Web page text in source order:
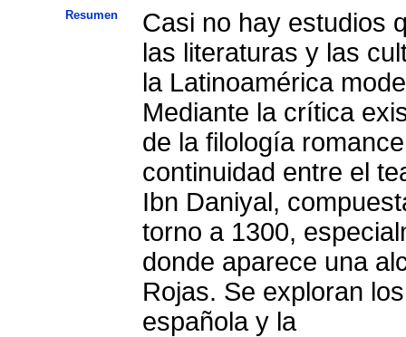
Resumen
Casi no hay estudios
las literaturas y las
la Latinoamérica
Mediante la crítica
de la filología
continuidad entre el
Ibn Daniyal,
torno a 1300,
donde aparece una
Rojas. Se exploran
española y la